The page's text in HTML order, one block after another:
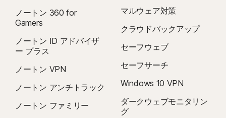
ノートン 360 for
Gamers
ノートン ID アドバイザ
ー プラス
ノートン VPN
ノートン アンチトラック
ノートン ファミリー
マルウェア対策
クラウドバックアップ
セーフウェブ
セーフサーチ
Windows 10 VPN
ダークウェブモニタリン
グ